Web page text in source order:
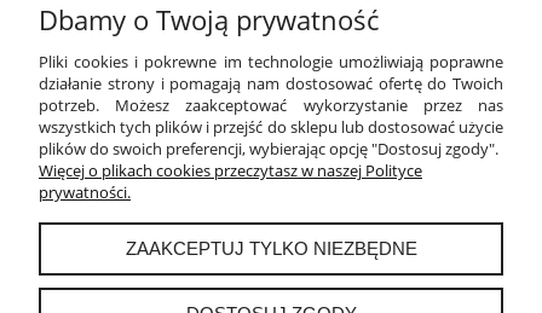
POMOC
MOJE KONTO
PŁATNOŚCI I DOSTAWA
INFORMACJE
Dbamy o Twoją prywatność
Pliki cookies i pokrewne im technologie umożliwiają poprawne
działanie strony i pomagają nam dostosować ofertę do Twoich
potrzeb. Możesz zaakceptować wykorzystanie przez nas
wszystkich tych plików i przejść do sklepu lub dostosować użycie
plików do swoich preferencji, wybierając opcję "Dostosuj zgody".
Więcej o plikach cookies przeczytasz w naszej Polityce
prywatności.
ZAAKCEPTUJ TYLKO NIEZBĘDNE